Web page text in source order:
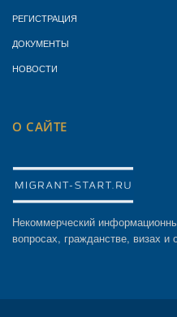
РЕГИСТРАЦИЯ
ДОКУМЕНТЫ
НОВОСТИ
О САЙТЕ
Некоммерческий
вопросах, гражданстве, визах